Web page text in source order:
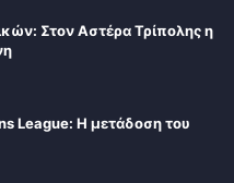
Στον Αστέρα Τρίπολης η
League: Η μετάδοση του